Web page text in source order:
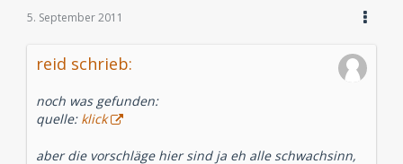
5. September 2011
reid schrieb:
noch was gefunden:
quelle: klick
aber die vorschläge hier sind ja eh alle schwachsinn,